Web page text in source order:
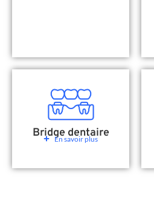
Bridge dentaire
En savoir plus